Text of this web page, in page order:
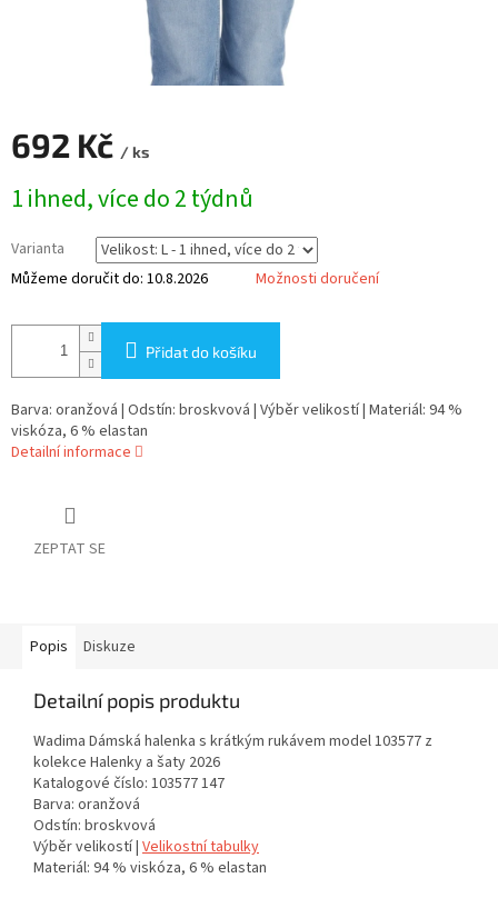
692 Kč / ks
cena:
1 ihned, více do 2 týdnů
Varianta
Můžeme doručit do: 10.8.2026 Možnosti doručení
Přidat do košíku
Barva: oranžová | Odstín: broskvová | Výběr velikostí | Materiál: 94 %
viskóza, 6 % elastan
Detailní informace
ZEPTAT SE
Popis Diskuze
Detailní popis produktu
Wadima Dámská halenka s krátkým rukávem model 103577 z
kolekce Halenky a šaty 2026
Katalogové číslo: 103577 147
Barva: oranžová
Odstín: broskvová
Výběr velikostí | Velikostní tabulky
Materiál: 94 % viskóza, 6 % elastan